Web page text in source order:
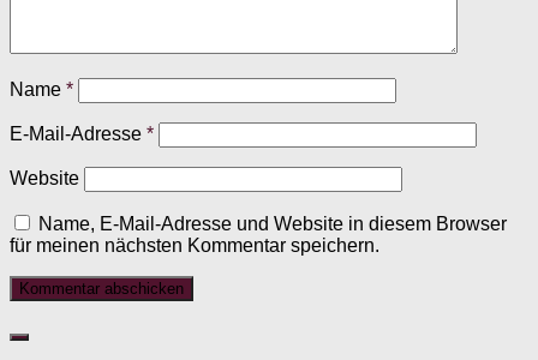
Name *
E-Mail-Adresse *
Website
Name, E-Mail-Adresse und Website in diesem Browser
für meinen nächsten Kommentar speichern.